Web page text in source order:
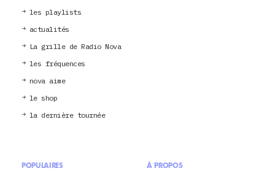
les playlists
actualités
La grille de Radio Nova
les fréquences
nova aime
le shop
la dernière tournée
POPULAIRES À PROPOS